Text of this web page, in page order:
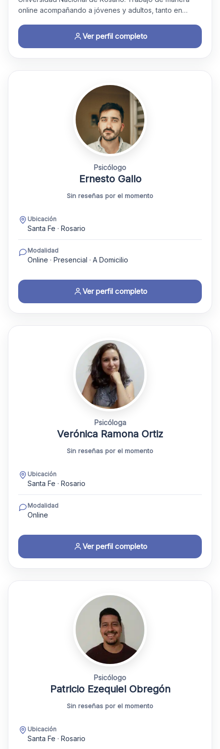
online acompañando a jóvenes y adultos, tanto en…
Ver perfil completo
Psicólogo
Ernesto Gallo
Sin reseñas por el momento
Ubicación
Santa Fe · Rosario
Modalidad
Online · Presencial · A Domicilio
Ver perfil completo
Psicóloga
Verónica Ramona Ortiz
Sin reseñas por el momento
Ubicación
Santa Fe · Rosario
Modalidad
Online
Ver perfil completo
Psicólogo
Patricio Ezequiel Obregón
Sin reseñas por el momento
Ubicación
Santa Fe · Rosario